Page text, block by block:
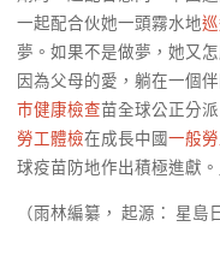
一起配合伙她一頭霧水地
夢。如果不是做夢，她又
因為父母的愛，躺在一個
巿健康檢查苗全球公正分
勞工體檢在成長中國一般
球疫苗防地作出積極進獻。
（雨林編纂， 起源： 星島